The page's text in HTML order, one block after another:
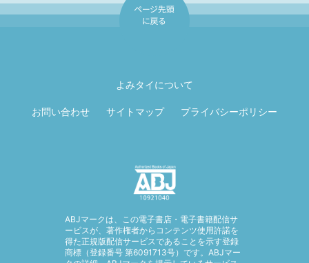
よみタイについて
お問い合わせ サイトマップ プライバシーポリシー
ABJマークは、この電子書店・電子書籍配信サ
ービスが、著作権者からコンテンツ使用許諾を
得た正規版配信サービスであることを示す登録
商標（登録番号 第6091713号）です。ABJマー